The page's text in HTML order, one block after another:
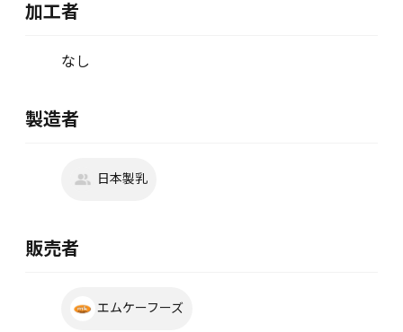
加工者
なし
製造者
日本製乳
販売者
エムケーフーズ